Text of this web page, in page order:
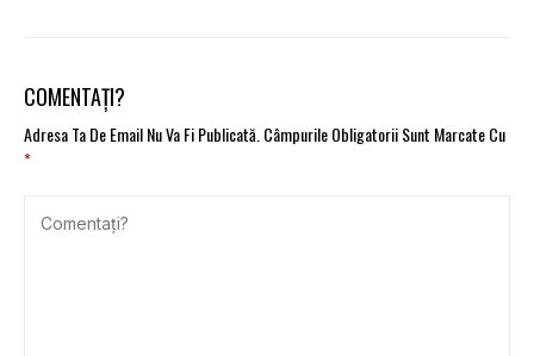
COMENTAȚI?
Adresa Ta De Email Nu Va Fi Publicată.Câmpurile Obligatorii Sunt Marcate Cu
*